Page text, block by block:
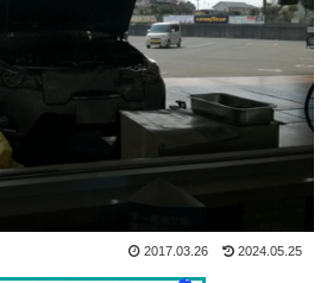
2017.03.26 2024.05.25